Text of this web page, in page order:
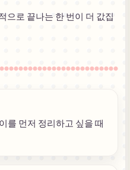
으로 끝나는 한 번이 더 값집
를 먼저 정리하고 싶을 때